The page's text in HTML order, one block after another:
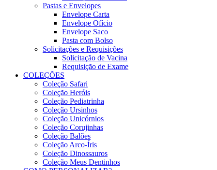
Pastas e Envelopes
Envelope Carta
Envelope Ofício
Envelope Saco
Pasta com Bolso
Solicitações e Requisições
Solicitação de Vacina
Requisição de Exame
COLEÇÕES
Coleção Safari
Coleção Heróis
Coleção Pediatrinha
Coleção Ursinhos
Coleção Unicórnios
Coleção Corujinhas
Coleção Balões
Coleção Arco-Íris
Coleção Dinossauros
Coleção Meus Dentinhos